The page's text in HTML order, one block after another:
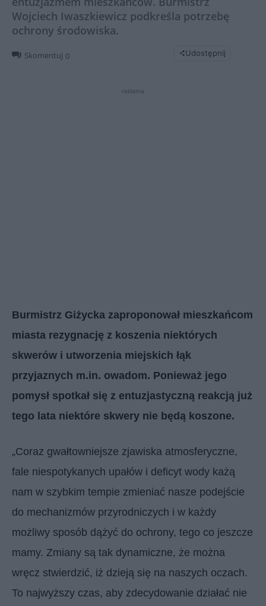
Wojciech Iwaszkiewicz podkreśla potrzebę
ochrony środowiska.
Skomentuj 0 Udostępnij
reklama
Burmistrz Giżycka zaproponował mieszkańcom
miasta rezygnację z koszenia niektórych
skwerów i utworzenia miejskich łąk
przyjaznych m.in. owadom. Ponieważ jego
pomysł spotkał się z entuzjastyczną reakcją już
tego lata niektóre skwery nie będą koszone.
„Coraz gwałtowniejsze zjawiska atmosferyczne,
fale niespotykanych upałów i deficyt wody każą
nam w szybkim tempie zmieniać nasze podejście
do mechanizmów przyrodniczych i w każdy
możliwy sposób dążyć do ochrony, tego co jeszcze
mamy. Zmiany są tak dynamiczne, że można
wręcz stwierdzić, iż dzieją się na naszych oczach.
To najwyższy czas, aby zdecydowanie działać nie